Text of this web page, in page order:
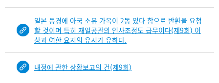
일본 동경에 아국 소유 가옥이 2동 있다 함으로 반환을 요청
할 것이며 특히 재일공관의 인사조정도 급무이다(제9회) 이
상과 여한 요지의 유시가 유하다.
내정에 관한 상황보고의 건(제9회)